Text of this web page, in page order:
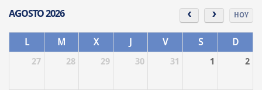
AGOSTO 2026 HOY
L M X J V S D
27 28 29 30 31 1 2